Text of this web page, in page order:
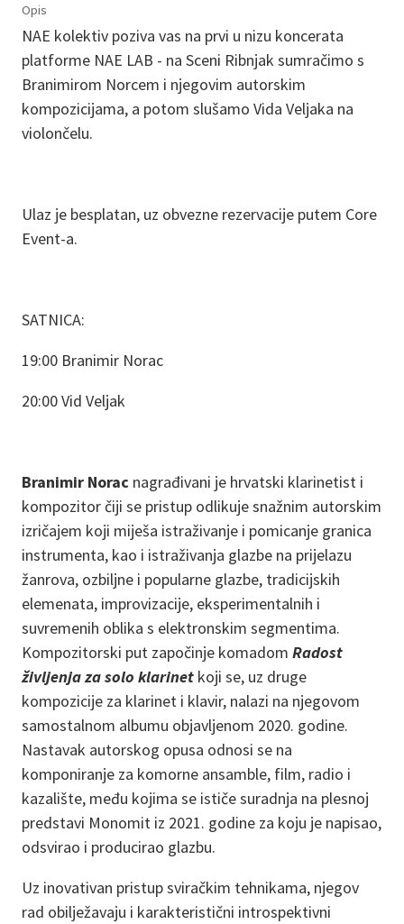
Opis
NAE kolektiv poziva vas na prvi u nizu koncerata
platforme NAE LAB - na Sceni Ribnjak sumračimo s
Branimirom Norcem i njegovim autorskim
kompozicijama, a potom slušamo Vida Veljaka na
violončelu.
Ulaz je besplatan, uz obvezne rezervacije putem Core
Event-a.
SATNICA:
19:00 Branimir Norac
20:00 Vid Veljak
Branimir Norac nagrađivani je hrvatski klarinetist i
kompozitor čiji se pristup odlikuje snažnim autorskim
izričajem koji miješa istraživanje i pomicanje granica
instrumenta, kao i istraživanja glazbe na prijelazu
žanrova, ozbiljne i popularne glazbe, tradicijskih
elemenata, improvizacije, eksperimentalnih i
suvremenih oblika s elektronskim segmentima.
Kompozitorski put započinje komadom Radost
življenja za solo klarinet koji se, uz druge
kompozicije za klarinet i klavir, nalazi na njegovom
samostalnom albumu objavljenom 2020. godine.
Nastavak autorskog opusa odnosi se na
komponiranje za komorne ansamble, film, radio i
kazalište, među kojima se ističe suradnja na plesnoj
predstavi Monomit iz 2021. godine za koju je napisao,
odsvirao i producirao glazbu.
Uz inovativan pristup sviračkim tehnikama, njegov
rad obilježavaju i karakteristični introspektivni